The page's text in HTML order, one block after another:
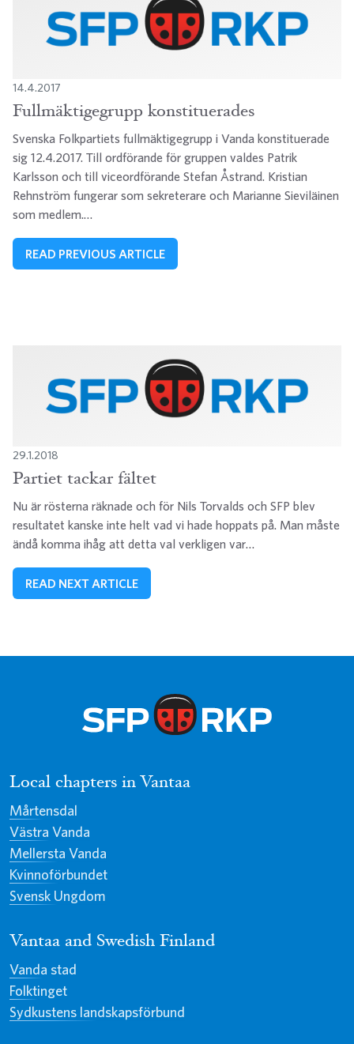
14.4.2017
Fullmäktigegrupp konstituerades
Svenska Folkpartiets fullmäktigegrupp i Vanda konstituerade
sig 12.4.2017. Till ordförande för gruppen valdes Patrik
Karlsson och till viceordförande Stefan Åstrand. Kristian
Rehnström fungerar som sekreterare och Marianne Sieviläinen
som medlem.…
READ PREVIOUS ARTICLE
29.1.2018
Partiet tackar fältet
Nu är rösterna räknade och för Nils Torvalds och SFP blev
resultatet kanske inte helt vad vi hade hoppats på. Man måste
ändå komma ihåg att detta val verkligen var…
READ NEXT ARTICLE
Local chapters in Vantaa
Mårtensdal
Västra Vanda
Mellersta Vanda
Kvinnoförbundet
Svensk Ungdom
Vantaa and Swedish Finland
Vanda stad
Folktinget
Sydkustens landskapsförbund